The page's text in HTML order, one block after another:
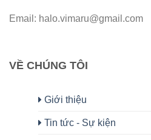
Email: halo.vimaru@gmail.com
VỀ CHÚNG TÔI
Giới thiệu
Tin tức - Sự kiện